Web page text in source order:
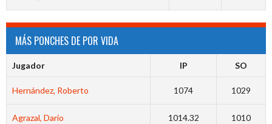
MÁS PONCHES DE POR VIDA
Jugador IP SO
Hernández, Roberto 1074 1029
Agrazal, Dario 1014.32 1010